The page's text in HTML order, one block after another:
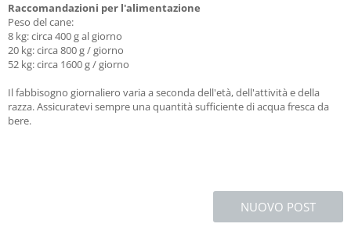
Raccomandazioni per l'alimentazione
Peso del cane:
8 kg: circa 400 g al giorno
20 kg: circa 800 g / giorno
52 kg: circa 1600 g / giorno
Il fabbisogno giornaliero varia a seconda dell'età, dell'attività e della
razza. Assicuratevi sempre una quantità sufficiente di acqua fresca da
bere.
NUOVO POST